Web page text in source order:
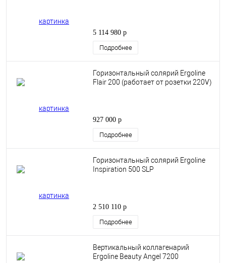
5 114 980 р
Подробнее
Горизонтальный солярий Ergoline
Flair 200 (работает от розетки 220V)
927 000 р
Подробнее
Горизонтальный солярий Ergoline
Inspiration 500 SLP
2 510 110 р
Подробнее
Вертикальный коллагенарий
Ergoline Beauty Angel 7200